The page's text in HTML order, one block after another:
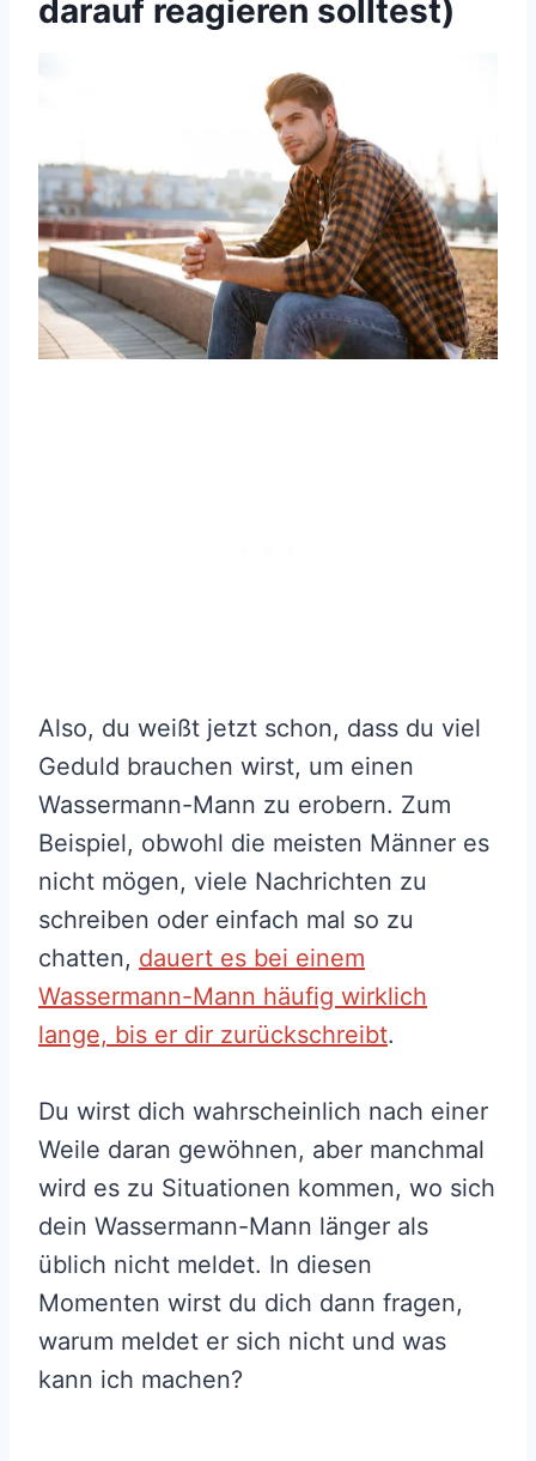
darauf reagieren solltest)
Also, du weißt jetzt schon, dass du viel
Geduld brauchen wirst, um einen
Wassermann-Mann zu erobern. Zum
Beispiel, obwohl die meisten Männer es
nicht mögen, viele Nachrichten zu
schreiben oder einfach mal so zu
chatten, dauert es bei einem
Wassermann-Mann häufig wirklich
lange, bis er dir zurückschreibt.
Du wirst dich wahrscheinlich nach einer
Weile daran gewöhnen, aber manchmal
wird es zu Situationen kommen, wo sich
dein Wassermann-Mann länger als
üblich nicht meldet. In diesen
Momenten wirst du dich dann fragen,
warum meldet er sich nicht und was
kann ich machen?